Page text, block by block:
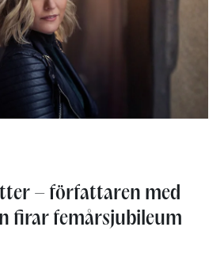
– författaren med
firar femårsjubileum